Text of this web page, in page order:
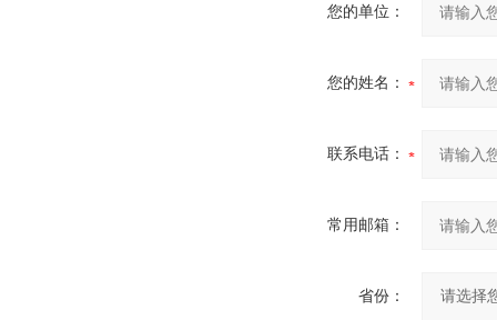
您的单位：
您的姓名：
联系电话：
常用邮箱：
省份：